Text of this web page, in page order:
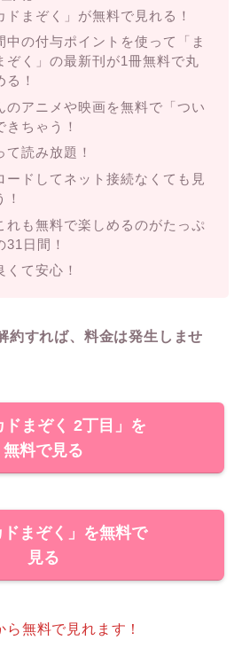
ドまぞく」が無料で見れる！
中の付与ポイントを使って「ま
ぞく」の最新刊が1冊無料で丸
る！
のアニメや映画を無料で「つい
きちゃう！
て読み放題！
ードしてネット接続なくても見
れも無料で楽しめるのがたっぷ
31日間！
くて安心！
約すれば、料金は発生しませ
ドまぞく 2丁目」を
無料で見る
ドまぞく」を無料で
見る
無料で見れます！